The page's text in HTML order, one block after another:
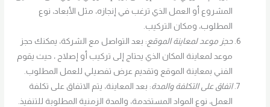
المشروع أو العمل الذي ترغب في إنجازه، مثل الأبعاد، نوع
المطلوب، ومكان التركيب.
حجز موعد لمعاينة الموقع : بعد التواصل مع الشركة، يمكنك حجز
موعد لمعاينة المكان الذي يحتاج إلى تركيب أو إصلاح ، حيث يقوم
الفني بمعاينة الموقع وتقديم عرض تفصيلي للعمل المطلوب.
اتفاق على التكلفة والمدة: بعد المعاينة، يتم الاتفاق على تكلفة
العمل، نوع المواد المستخدمة، والمدة الزمنية المطلوبة للتنفيذ.